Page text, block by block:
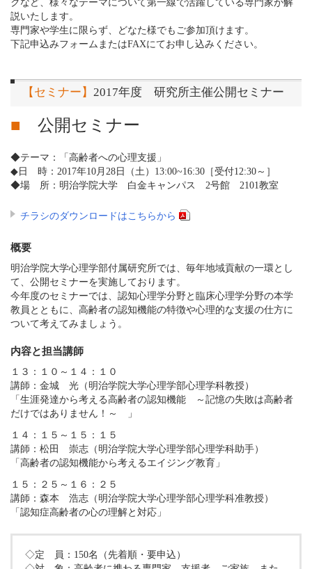
クなど、様々なテーマについて第一線で活躍している専門家が解
説いたします。
専門家や学生に限らず、どなた様でもご参加頂けます。
下記申込みフォームまたはFAXにてお申し込みください。
【セミナー】 2017年度 研究所主催公開セミナー
■ 公開セミナー
◆テーマ：「高齢者への心理支援」
◆日 時：2017年10月28日（土）13:00~16:30［受付12:30～］
◆場 所：明治学院大学 白金キャンパス 2号館 2101教室
チラシのダウンロードはこちらから
概要
明治学院大学心理学部付属研究所では、毎年地域貢献の一環とし
て、公開セミナーを実施しております。
今年度のセミナーでは、認知心理学分野と臨床心理学分野の本学
教員とともに、高齢者の認知機能の特徴や心理的な支援の仕方に
ついて考えてみましょう。
内容と担当講師
１３：１０～１４：１０
講師：金城 光（明治学院大学心理学部心理学科教授）
「生涯発達から考える高齢者の認知機能 ～記憶の失敗は高齢者
だけではありません！～ 」
１４：１５～１５：１５
講師：松田 崇志（明治学院大学心理学部心理学科助手）
「高齢者の認知機能から考えるエイジング教育」
１５：２５～１６：２５
講師：森本 浩志（明治学院大学心理学部心理学科准教授）
「認知症高齢者の心の理解と対応」
◇定 員：150名（先着順・要申込）